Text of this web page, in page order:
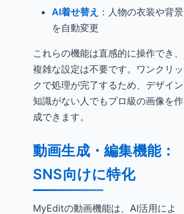
AI着せ替え ：人物の衣装や背景
を自動変更
これらの機能は直感的に操作でき、
複雑な設定は不要です。ワンクリッ
クで処理が完了するため、デザイン
知識がない人でもプロ級の画像を作
成できます。
動画生成・編集機能：
SNS向けに特化
MyEditの動画機能は、AI活用によ